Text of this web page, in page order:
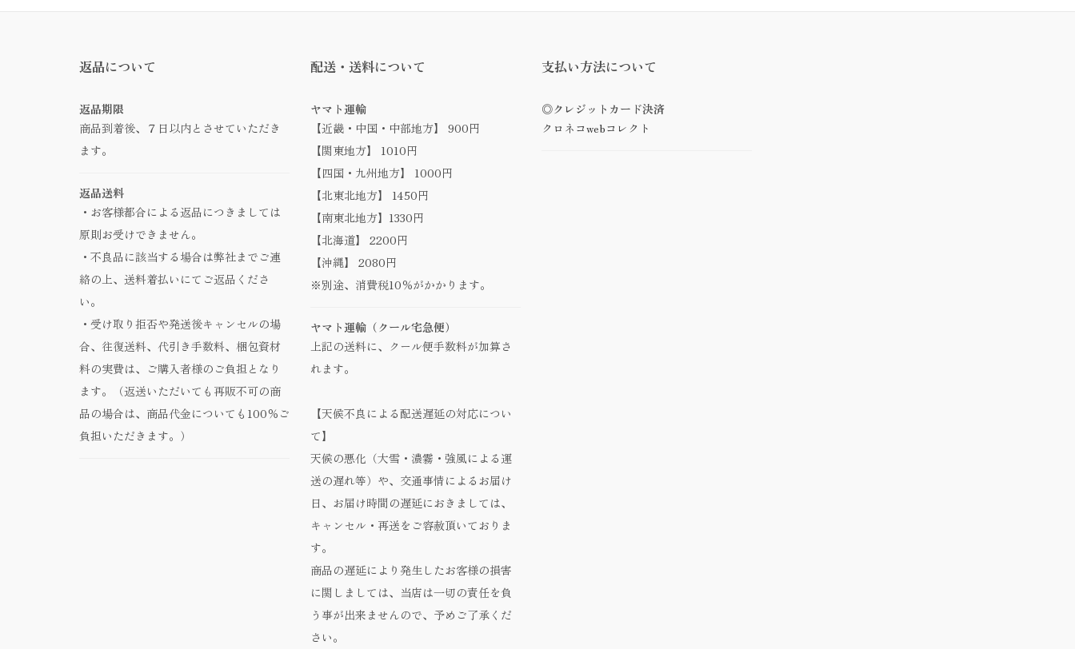
返品について
返品期限
商品到着後、７日以内とさせていただき
ます。
返品送料
・お客様都合による返品につきましては
原則お受けできません。
・不良品に該当する場合は弊社までご連
絡の上、送料着払いにてご返品くださ
い。
・受け取り拒否や発送後キャンセルの場
合、往復送料、代引き手数料、梱包資材
料の実費は、ご購入者様のご負担となり
ます。（返送いただいても再販不可の商
品の場合は、商品代金についても100％ご
負担いただきます。）
配送・送料について
ヤマト運輸
【近畿・中国・中部地方】 900円
【関東地方】 1010円
【四国・九州地方】 1000円
【北東北地方】 1450円
【南東北地方】1330円
【北海道】 2200円
【沖縄】 2080円
※別途、消費税10％がかかります。
ヤマト運輸（クール宅急便）
上記の送料に、クール便手数料が加算さ
れます。
【天候不良による配送遅延の対応につい
て】
天候の悪化（大雪・濃霧・強風による運
送の遅れ等）や、交通事情によるお届け
日、お届け時間の遅延におきましては、
キャンセル・再送をご容赦頂いておりま
す。
商品の遅延により発生したお客様の損害
に関しましては、当店は一切の責任を負
う事が出来ませんので、予めご了承くだ
さい。
支払い方法について
◎クレジットカード決済
クロネコwebコレクト